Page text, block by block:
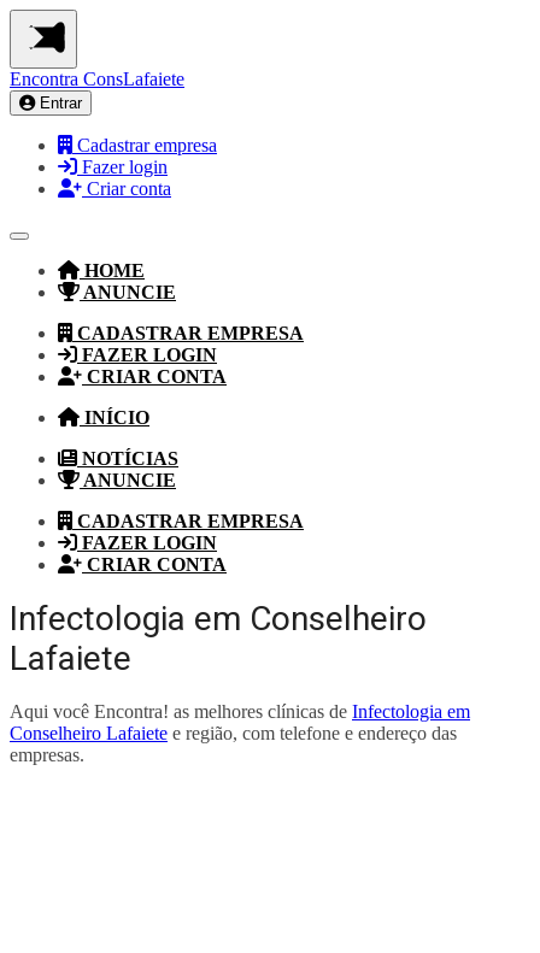
Encontra ConsLafaiete
Entrar
Cadastrar empresa
Fazer login
Criar conta
HOME
ANUNCIE
CADASTRAR EMPRESA
FAZER LOGIN
CRIAR CONTA
INÍCIO
NOTÍCIAS
ANUNCIE
CADASTRAR EMPRESA
FAZER LOGIN
CRIAR CONTA
Infectologia em Conselheiro
Lafaiete
Aqui você Encontra! as melhores clínicas de Infectologia em
Conselheiro Lafaiete e região, com telefone e endereço das
empresas.